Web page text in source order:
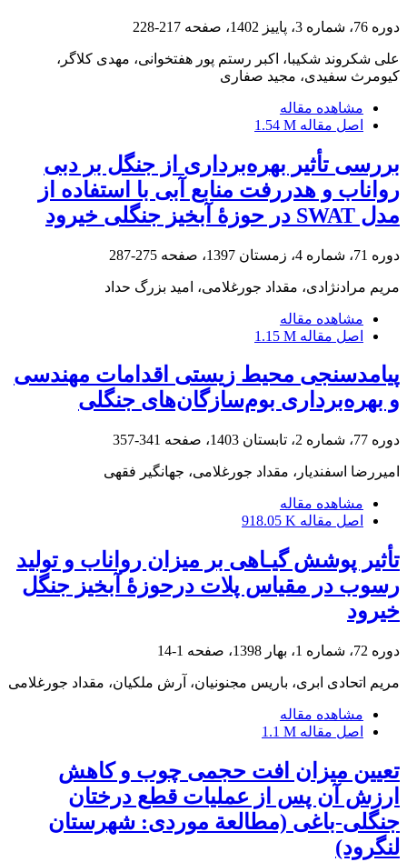
دوره 76، شماره 3، پاییز 1402، صفحه 217-228
علی شکروند شکیبا، اکبر رستم پور هفتخوانی، مهدی کلاگر،
کیومرث سفیدی، مجید صفاری
مشاهده مقاله
اصل مقاله 1.54 M
بررسی تأثیر بهره‌برداری از جنگل بر دبی
رواناب و هدررفت منابع آبی با استفاده از
مدل SWAT در حوزۀ آبخیز جنگلی خیرود
دوره 71، شماره 4، زمستان 1397، صفحه 275-287
مریم مرادنژادی، مقداد جورغلامی، امید بزرگ حداد
مشاهده مقاله
اصل مقاله 1.15 M
پیامدسنجی محیط‌ زیستی اقدامات مهندسی
و بهره‌برداری بوم‌سازگان‌های جنگلی
دوره 77، شماره 2، تابستان 1403، صفحه 341-357
امیررضا اسفندیار، مقداد جورغلامی، جهانگیر فقهی
مشاهده مقاله
اصل مقاله 918.05 K
تأثیر پوشش گیـاهی بر میزان رواناب و تولید
رسوب در مقیاس پلات درحوزۀ آبخیز جنگل
خیرود
دوره 72، شماره 1، بهار 1398، صفحه 1-14
مریم اتحادی ابری، باریس مجنونیان، آرش ملکیان، مقداد جورغلامی
مشاهده مقاله
اصل مقاله 1.1 M
تعیین میزان افت حجمی چوب و کاهش
ارزش آن پس از عملیات قطع درختان
جنگلی-باغی (مطالعة موردی: شهرستان
لنگرود)